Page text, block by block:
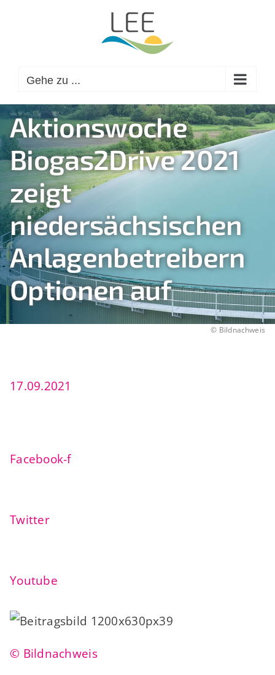
Gehe zu ...
Aktionswoche
Biogas2Drive 2021
zeigt
niedersächsischen
Anlagenbetreibern
Optionen auf
© Bildnachweis
17.09.2021
Facebook-f
Twitter
Youtube
© Bildnachweis